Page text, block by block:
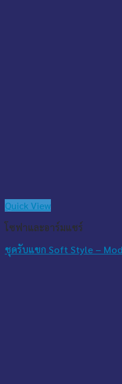
Quick View
โซฟาและอาร์มแชร์
ชุดรับแขก Soft Style –